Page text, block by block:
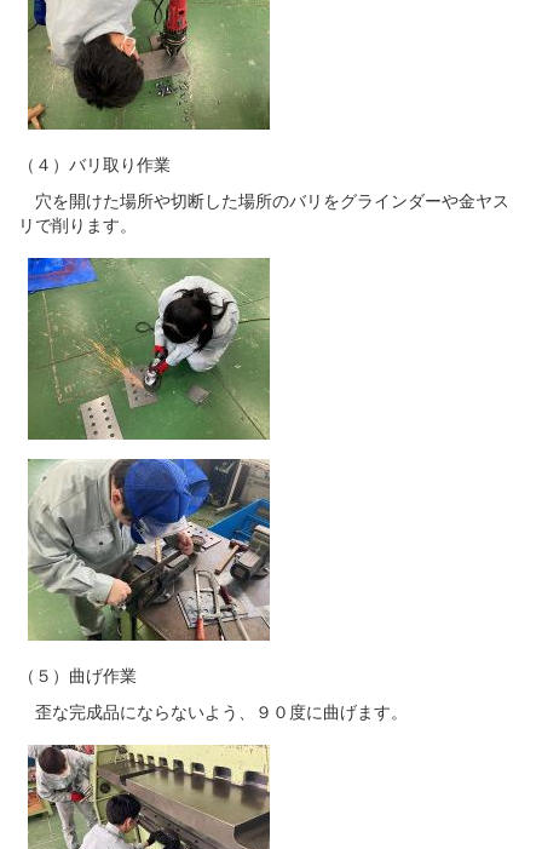
（４）バリ取り作業
穴を開けた場所や切断した場所のバリをグラインダーや金ヤス
リで削ります。
（５）曲げ作業
歪な完成品にならないよう、９０度に曲げます。